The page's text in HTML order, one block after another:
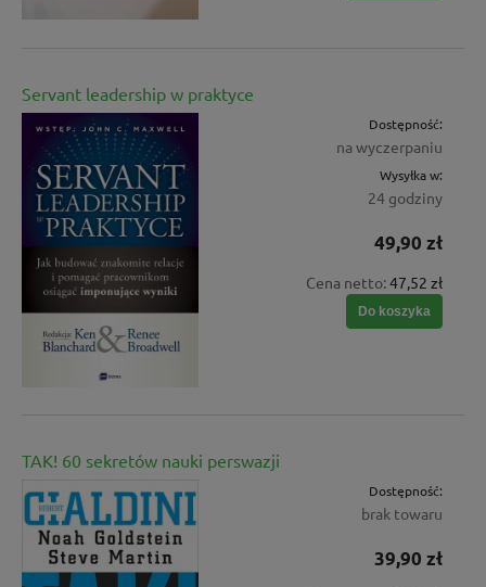
Servant leadership w praktyce
Dostępność:
na wyczerpaniu
Wysyłka w:
24 godziny
49,90 zł
Cena netto:47,52 zł
Do koszyka
TAK! 60 sekretów nauki perswazji
Dostępność:
brak towaru
39,90 zł